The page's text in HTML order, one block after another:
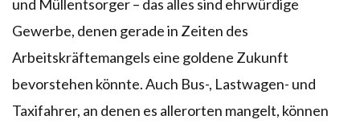
und Müllentsorger – das alles sind ehrwürdige
Gewerbe, denen gerade in Zeiten des
Arbeitskräftemangels eine goldene Zukunft
bevorstehen könnte. Auch Bus-, Lastwagen- und
Taxifahrer, an denen es allerorten mangelt, können